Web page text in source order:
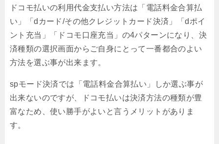
ドコモ払いの利用代金支払い方法は「電話料金合算払
い」「dカード/その他クレジットカード決済」「dポイ
ント充当」「ドコモ口座充当」の4パターンになり、決
済種類の選択画面からご自身にとって一番都合のよい
方法を選ぶ事が出来ます。
spモード決済では「電話料金合算払い」しか選ぶ事が
出来ないのですが、ドコモ払いは決済方法の種類が豊
富なため、使い勝手がよいと言うメリットがありま
す。